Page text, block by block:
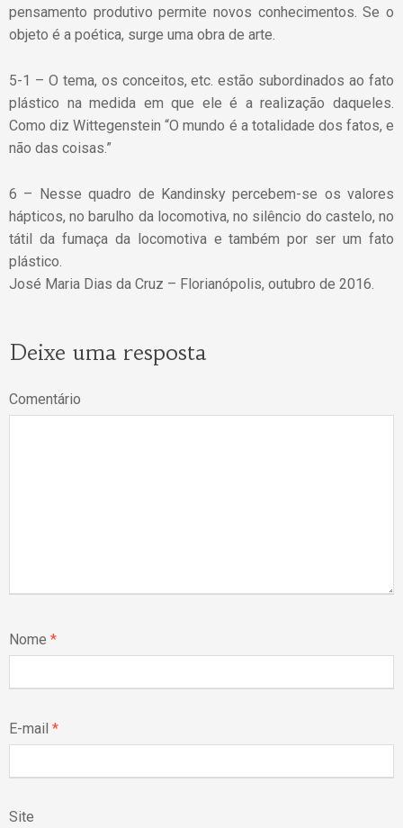
pensamento produtivo permite novos conhecimentos. Se o
objeto é a poética, surge uma obra de arte.
5-1 – O tema, os conceitos, etc. estão subordinados ao fato
plástico na medida em que ele é a realização daqueles.
Como diz Wittegenstein “O mundo é a totalidade dos fatos, e
não das coisas.”
6 – Nesse quadro de Kandinsky percebem-se os valores
hápticos, no barulho da locomotiva, no silêncio do castelo, no
tátil da fumaça da locomotiva e também por ser um fato
plástico.
José Maria Dias da Cruz – Florianópolis, outubro de 2016.
Deixe uma resposta
Comentário
Nome *
E-mail *
Site